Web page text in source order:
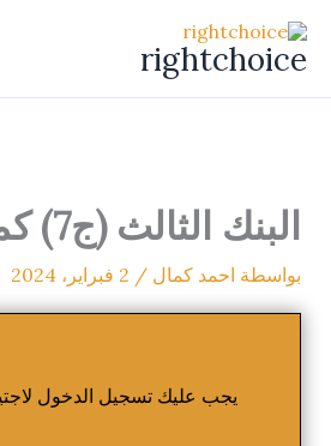
إلى
المحتوى
rightchoice
البنك الثالث (ج7) كمي
بواسطة احمد كمال / 2 فبراير، 2024
يجب عليك تسجيل الدخول